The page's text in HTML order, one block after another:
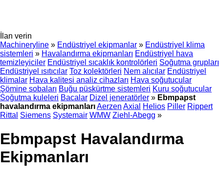
İlan verin
Machineryline » Endüstriyel ekipmanlar » Endüstriyel klima
sistemleri » Havalandırma ekipmanları Endüstriyel hava
temizleyiciler Endüstriyel sıcaklık kontrolörleri Soğutma grupları
Endüstriyel ısıtıcılar Toz kolektörleri Nem alıcılar Endüstriyel
klimalar Hava kalitesi analiz cihazları Hava soğutucular
Şömine sobaları Buğu püskürtme sistemleri Kuru soğutucular
Soğutma kuleleri Bacalar Dizel jeneratörler » Ebmpapst
havalandırma ekipmanlarıAerzen Axial Helios Piller Rippert
Rittal Siemens Systemair WMW Ziehl-Abegg »
Ebmpapst Havalandırma
Ekipmanları